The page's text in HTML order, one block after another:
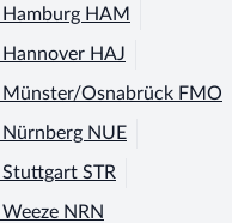
Hamburg HAM
Hannover HAJ
Münster/Osnabrück FMO
Nürnberg NUE
Stuttgart STR
Weeze NRN